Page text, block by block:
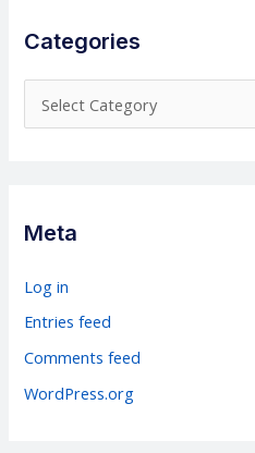
Categories
a
r
i
Meta
Log in
Entries feed
Comments feed
WordPress.org